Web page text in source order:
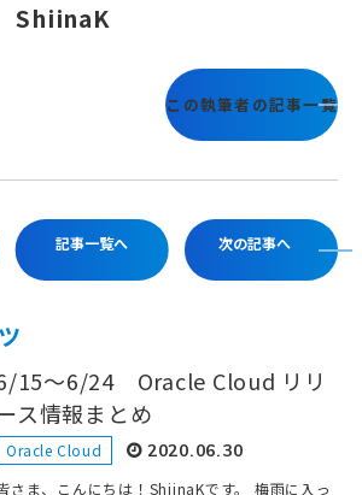
ShiinaK
この執筆者の記事一覧
記事一覧へ 次の記事へ
15～6/24 Oracle Cloud リリ
ス情報まとめ
Oracle Cloud 2020.06.30
さま、こんにちは！ShiinaKです。 梅雨に入っ